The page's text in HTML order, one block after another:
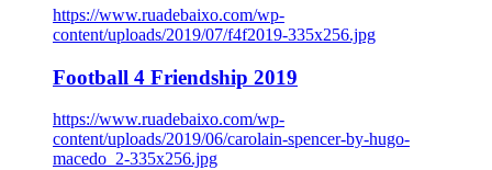
https://www.ruadebaixo.com/wp-
content/uploads/2019/07/f4f2019-335x256.jpg
Football 4 Friendship 2019
https://www.ruadebaixo.com/wp-
content/uploads/2019/06/carolain-spencer-by-hugo-
macedo_2-335x256.jpg